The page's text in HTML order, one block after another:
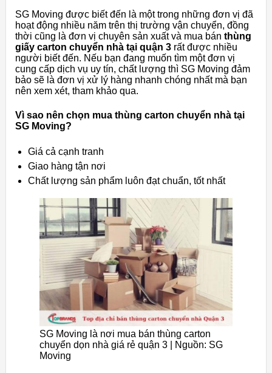
SG Moving được biết đến là một trong những đơn vị đã
hoạt động nhiều năm trên thị trường vận chuyển, đồng
thời cũng là đơn vị chuyên sản xuất và mua bán thùng
giấy carton chuyển nhà tại quận 3 rất được nhiều
người biết đến. Nếu bạn đang muốn tìm một đơn vị
cung cấp dịch vụ uy tín, chất lượng thì SG Moving đảm
bảo sẽ là đơn vị xử lý hàng nhanh chóng nhất mà bạn
nên xem xét, tham khảo qua.
Vì sao nên chọn mua thùng carton chuyển nhà tại
SG Moving?
Giá cả cạnh tranh
Giao hàng tận nơi
Chất lượng sản phẩm luôn đạt chuẩn, tốt nhất
SG Moving là nơi mua bán thùng carton
chuyển dọn nhà giá rẻ quận 3 | Nguồn: SG
Moving